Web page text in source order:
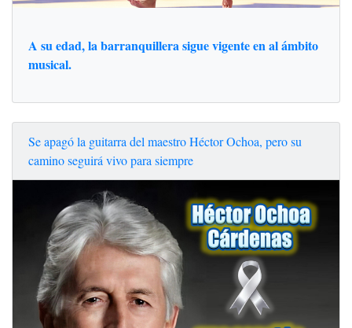
A su edad, la barranquillera sigue vigente en al ámbito
musical.
Se apagó la guitarra del maestro Héctor Ochoa, pero su
camino seguirá vivo para siempre